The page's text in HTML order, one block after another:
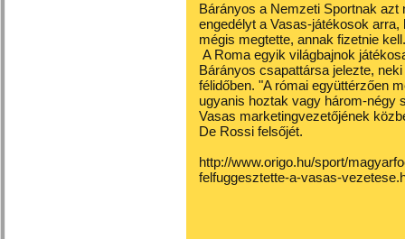
Bárányos a Nemzeti Sportnak
engedélyt a Vasas-játékosok
mégis megtette, annak fizetnie kell.
A Roma egyik világbajnok
Bárányos csapattársa jelezte,
félidőben. "A római együttérzően
ugyanis hoztak vagy három-négy
Vasas marketingvezetőjének
De Rossi felsőjét.
http://www.origo.hu/sport/
felfuggesztette-a-vasas-